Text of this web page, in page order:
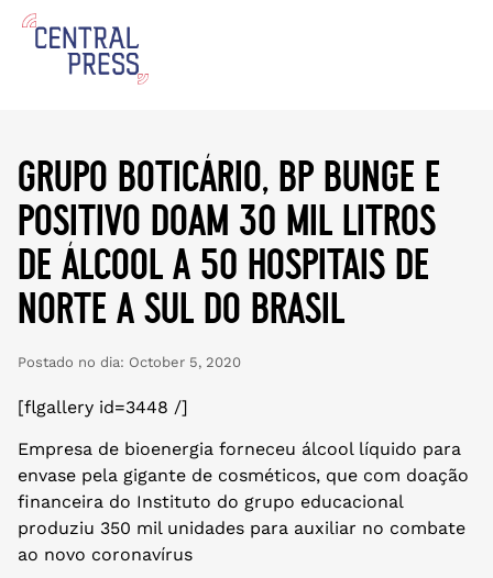
grupo boticário, bp bunge e
positivo doam 30 mil litros
de álcool a 50 hospitais de
norte a sul do brasil
Postado no dia: October 5, 2020
[flgallery id=3448 /]
Empresa de bioenergia forneceu álcool líquido para
envase pela gigante de cosméticos, que com doação
financeira do Instituto do grupo educacional
produziu 350 mil unidades para auxiliar no combate
ao novo coronavírus